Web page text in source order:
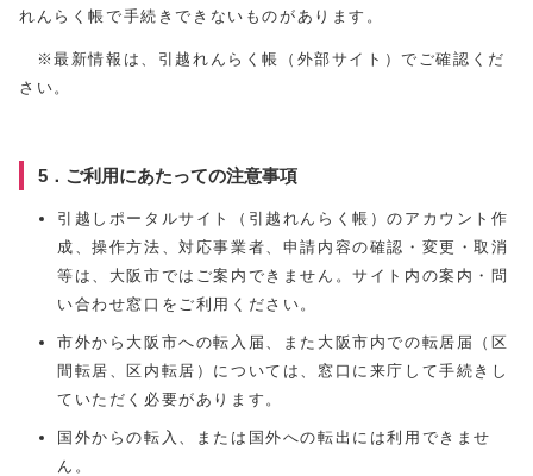
れんらく帳で手続きできないものがあります。
※最新情報は、引越れんらく帳（外部サイト）でご確認くだ
さい。
5．ご利用にあたっての注意事項
引越しポータルサイト（引越れんらく帳）のアカウント作
成、操作方法、対応事業者、申請内容の確認・変更・取消
等は、大阪市ではご案内できません。サイト内の案内・問
い合わせ窓口をご利用ください。
市外から大阪市への転入届、また大阪市内での転居届（区
間転居、区内転居）については、窓口に来庁して手続きし
ていただく必要があります。
国外からの転入、または国外への転出には利用できませ
ん。